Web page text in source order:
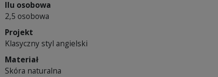
Ilu osobowa
2,5 osobowa
Projekt
Klasyczny styl angielski
Materiał
Skóra naturalna